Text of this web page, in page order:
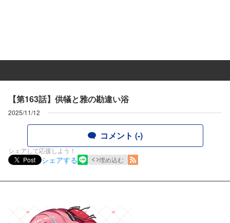
【第163話】供犠と雅の勘違い浴
2025/11/12
コメント (-)
シェアして応援しよう！
Post
シェアする 埋め込む